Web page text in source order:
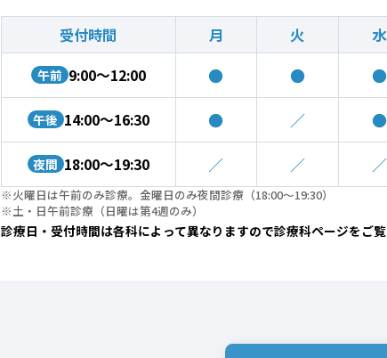
受付時間 月 火 水
午前 9:00〜12:00 ● ● ●
午後 14:00〜16:30 ● ／ ●
夜間 18:00〜19:30 ／ ／ ／
※火曜日は午前のみ診療。金曜日のみ夜間診療（18:00～19:30）
※土・日午前診療（日曜は第4週のみ）
診療日・受付時間は各科によって異なりますので診療科ページをご